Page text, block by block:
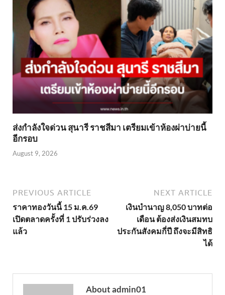
ส่งกำลังใจด่วน สุนารี ราชสีมา เตรียมเข้าห้องผ่าบ่ายนี้
อีกรอบ
August 9, 2026
PREVIOUS ARTICLE
ราคาทองวันนี้ 15 ม.ค.69
เปิดตลาดครั้งที่ 1 ปรับร่วงลง
แล้ว
NEXT ARTICLE
เงินบำนาญ 8,050 บาทต่อ
เดือน ต้องส่งเงินสมทบ
ประกันสังคมกี่ปี ถึงจะมีสิทธิ
ได้
About admin01